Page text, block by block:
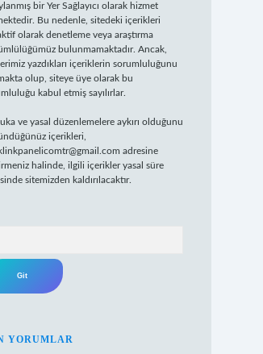
bir Yer Sağlayıcı olarak hizmet
Bu nedenle, sitedeki içerikleri
olarak denetleme veya araştırma
bulunmamaktadır. Ancak,
yazdıkları içeriklerin sorumluluğunu
olup, siteye üye olarak bu
kabul etmiş sayılırlar.
ve yasal düzenlemelere aykırı olduğunu
içerikleri,
adresine
halinde, ilgili içerikler yasal süre
sitemizden kaldırılacaktır.
YORUMLAR